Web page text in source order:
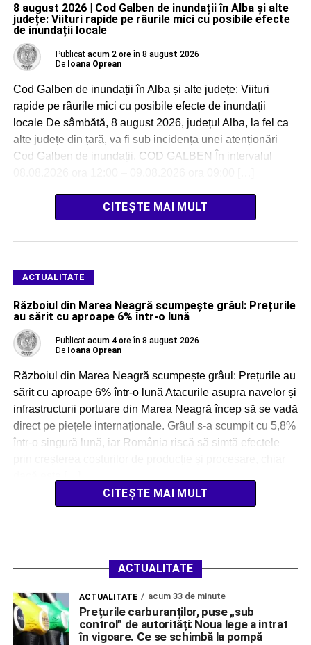
8 august 2026 | Cod Galben de inundații în Alba și alte
județe: Viituri rapide pe râurile mici cu posibile efecte
de inundații locale
Publicat acum 2 ore în 8 august 2026
De Ioana Oprean
Cod Galben de inundații în Alba și alte județe: Viituri
rapide pe râurile mici cu posibile efecte de inundații
locale De sâmbătă, 8 august 2026, județul Alba, la fel ca
alte județe din țară, va fi sub incidența unei atenționări
Cod Galben de inundații. COD GALBEN În intervalul
CITEȘTE MAI MULT
ACTUALITATE
Războiul din Marea Neagră scumpește grâul: Prețurile
au sărit cu aproape 6% într-o lună
Publicat acum 4 ore în 8 august 2026
De Ioana Oprean
Războiul din Marea Neagră scumpește grâul: Prețurile au
sărit cu aproape 6% într-o lună Atacurile asupra navelor și
infrastructurii portuare din Marea Neagră încep să se vadă
direct pe piețele internaționale. Grâul s-a scumpit cu 5,8%
într-o singură lună, iar România riscă să simtă efectele
CITEȘTE MAI MULT
ACTUALITATE
ACTUALITATE acum 33 de minute
Prețurile carburanților, puse „sub
control” de autorități: Noua lege a intrat
în vigoare. Ce se schimbă la pompă